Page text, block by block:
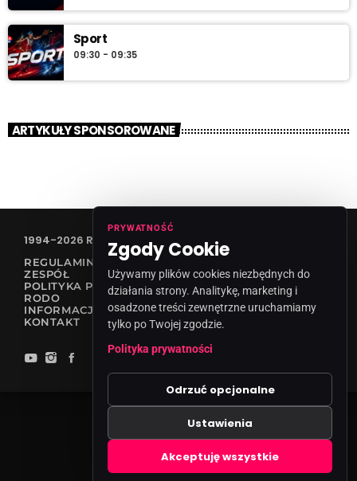
Sport
09:30 - 09:35
ARTYKUŁY SPONSOROWANE
1994-2026 RADIO VANESSA SPÓŁKA Z O.O
REGULAMIN KONKURSÓW
ZESPÓŁ
POLITYKA PRYWATNOŚCI
RODO
INFORMACJA O NADAWCY
KONTAKT
PRYWATNOŚĆ
Zgody Cookie
Używamy plików cookies niezbędnych do
działania strony. Analitykę, marketing i
osadzone treści zewnętrzne uruchamiamy
tylko po Twojej zgodzie.
Polityka prywatności
Odrzuć opcjonalne
Ustawienia
Akceptuję wszystkie
Zgody cookies